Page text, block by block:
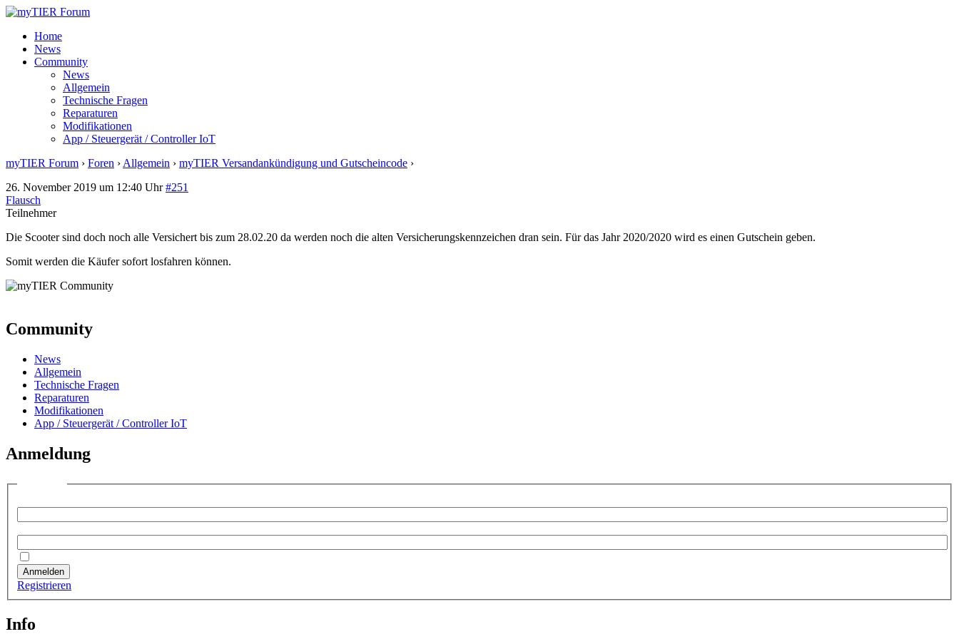
Home
News
Community
News
Allgemein
Technische Fragen
Reparaturen
Modifikationen
App / Steuergerät / Controller IoT
myTIER Forum › Foren › Allgemein › myTIER Versandankündigung und Gutscheincode ›
26. November 2019 um 12:40 Uhr #251
Flausch
Teilnehmer
Die Scooter sind doch noch alle Versichert bis zum 28.02.20 da werden noch die alten Versicherungskennzeichen dran sein. Für das Jahr 2020/2020 wird es einen Gutschein geben.
Somit werden die Käufer sofort losfahren können.
Community
News
Allgemein
Technische Fragen
Reparaturen
Modifikationen
App / Steuergerät / Controller IoT
Anmeldung
Anmelden
Registrieren
Info